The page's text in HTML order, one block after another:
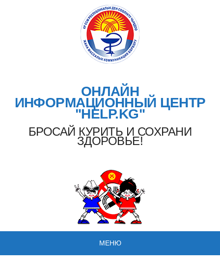
ОНЛАЙН
ИНФОРМАЦИОННЫЙ ЦЕНТР
"HELP.KG"
БРОСАЙ КУРИТЬ И СОХРАНИ
ЗДОРОВЬЕ!
МЕНЮ